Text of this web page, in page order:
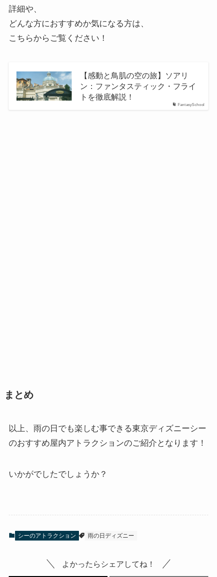
詳細や、
どんな方におすすめか気になる方は、
こちらからご覧ください！
FantasySchool
【感動と鳥肌の空の旅】ソアリ
ン：ファンタスティック・フライ
トを徹底解説！
まとめ
以上、雨の日でも楽しむ事できる東京ディズニーシー
のおすすめ屋内アトラクションのご紹介となります！
いかがでしたでしょうか？
シーのアトラクション 雨の日ディズニー
よかったらシェアしてね！